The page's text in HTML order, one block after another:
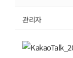
관리자